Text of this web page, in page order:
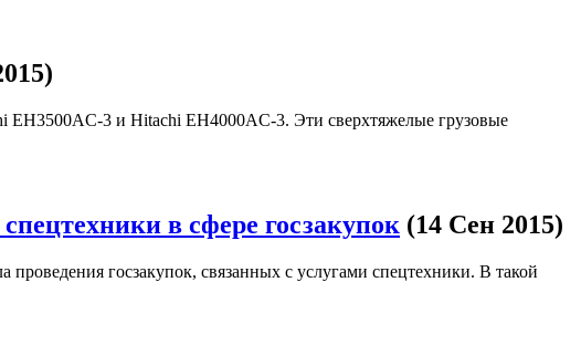
3 и Hitachi EH4000AC-3. Эти сверхтяжелые грузовые
в сфере госзакупок (14 Сен 2015)
госзакупок, связанных с услугами спецтехники. В такой